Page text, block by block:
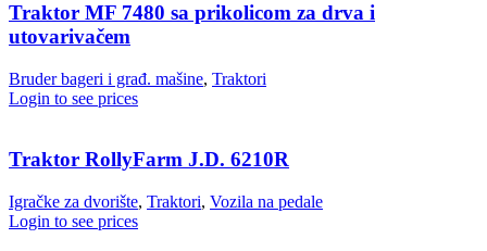
Traktor MF 7480 sa prikolicom za drva i
utovarivačem
Bruder bageri i građ. mašine, Traktori
Login to see prices
Traktor RollyFarm J.D. 6210R
Igračke za dvorište, Traktori, Vozila na pedale
Login to see prices